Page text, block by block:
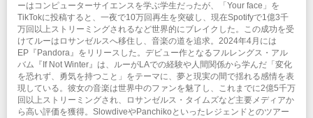
ーはコンピューターサイエンスを学ぶ学生だったが、「Your face」を
TikTokに投稿すると、一夜で10万回再生を突破し、現在Spotifyで1億3千
万回以上ストリーミングされるなど世界的にブレイクした。この成功を受
けてルーはロサンゼルスへ移住し、音楽の道を追求。2024年4月には
EP『Pandora』をリリースした。デビュー作となるフルレングス・アル
バム『If Not Winter』は、ルーがLAでの経験や人間関係から学んだ「変化
を恐れず、勇気を持つこと」をテーマに、夢と現実の間で揺れる感情を表
現している。彼女の音楽は世界中のファンを魅了し、これまでに2億5千万
回以上ストリーミングされ、ロサンゼルス・タイムズなど主要メディアか
ら高い評価を獲得。SlowdiveやPanchikoといったレジェンドとのツアー